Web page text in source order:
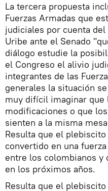
La tercera propuesta
Fuerzas Armadas que
judiciales por cuenta
Uribe ante el Senado
diálogo estudie la
el Congreso el alivio
integrantes de las
generales la situación
muy difícil imaginar que
modificaciones o que
sienten a la misma
Resulta que el
convertido en una
entre los colombianos y
en los próximos años.
Resulta que el